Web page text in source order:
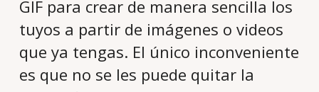
GIF para crear de manera sencilla los
tuyos a partir de imágenes o videos
que ya tengas. El único inconveniente
es que no se les puede quitar la